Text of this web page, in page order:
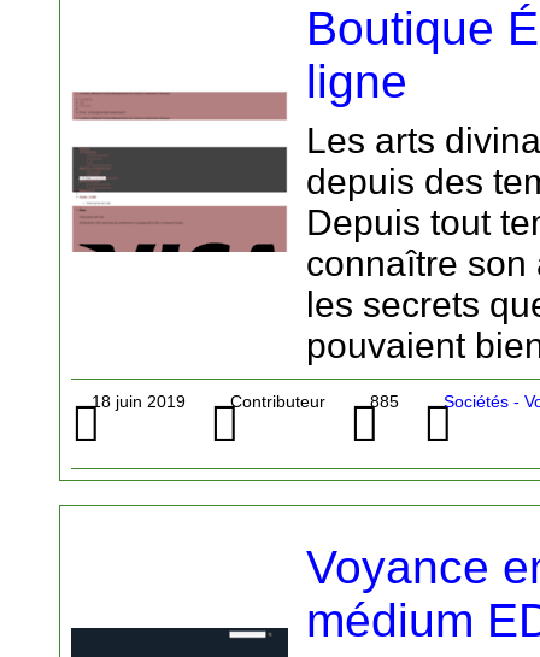
Boutique
ligne
Les arts
depuis des
Depuis tout
connaître son
les secrets
pouvaient
18 juin 2019 Contributeur 885 Sociétés -
Voyance
médium